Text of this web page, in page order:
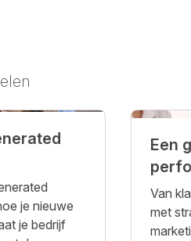
je nieuwe
je bedrijf
Een
Van
met